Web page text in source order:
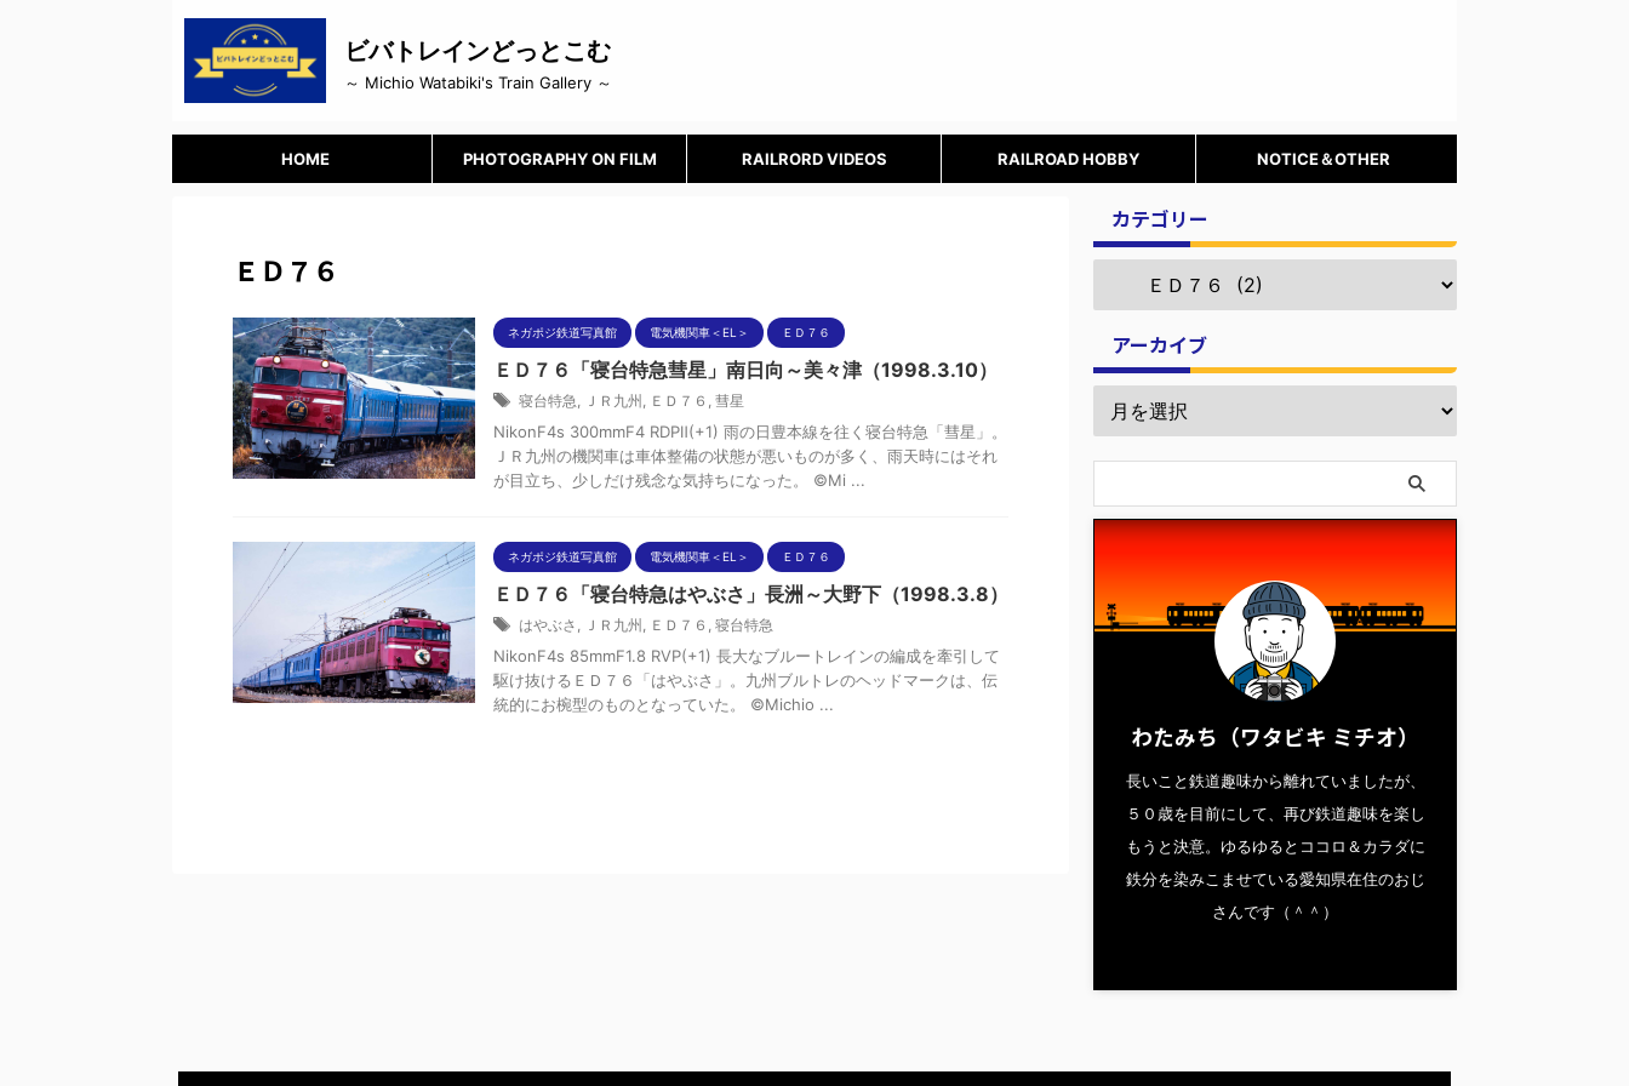
ビバトレインどっとこむ
～ Michio Watabiki's Train Gallery ～
HOME PHOTOGRAPHY ON FILM RAILRORD VIDEOS RAILROAD HOBBY NOTICE＆OTHER
ＥＤ７６
ネガポジ鉄道写真館 電気機関車＜EL＞ ＥＤ７６
ＥＤ７６「寝台特急彗星」南日向～美々津（1998.3.10）
寝台特急, ＪＲ九州 , ＥＤ７６ , 彗星
NikonF4s 300mmF4 RDPⅡ(+1) 雨の日豊本線を往く寝台特急「彗星」。
ＪＲ九州の機関車は車体整備の状態が悪いものが多く、雨天時にはそれ
が目立ち、少しだけ残念な気持ちになった。 ©Mi ...
ネガポジ鉄道写真館 電気機関車＜EL＞ ＥＤ７６
ＥＤ７６「寝台特急はやぶさ」長洲～大野下（1998.3.8）
はやぶさ , ＪＲ九州 , ＥＤ７６ , 寝台特急
NikonF4s 85mmF1.8 RVP(+1) 長大なブルートレインの編成を牽引して
駆け抜けるＥＤ７６「はやぶさ」。九州ブルトレのヘッドマークは、伝
統的にお椀型のものとなっていた。 ©Michio ...
カテゴリー
アーカイブ
わたみち（ワタビキ ミチオ）
長いこと鉄道趣味から離れていましたが、
５０歳を目前にして、再び鉄道趣味を楽し
もうと決意。ゆるゆるとココロ＆カラダに
鉄分を染みこませている愛知県在住のおじ
さんです（＾＾）